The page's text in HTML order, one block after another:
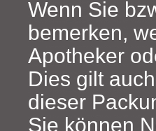
Wenn Sie
bemerken,
Apotheker
Dies gilt
dieser
Sie können